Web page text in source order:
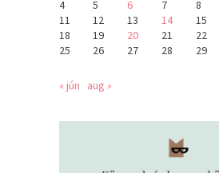
4
5 6 7 8
11
12 13 14 15
18
19 20 21 22
25
26 27 28 29
« jún aug »